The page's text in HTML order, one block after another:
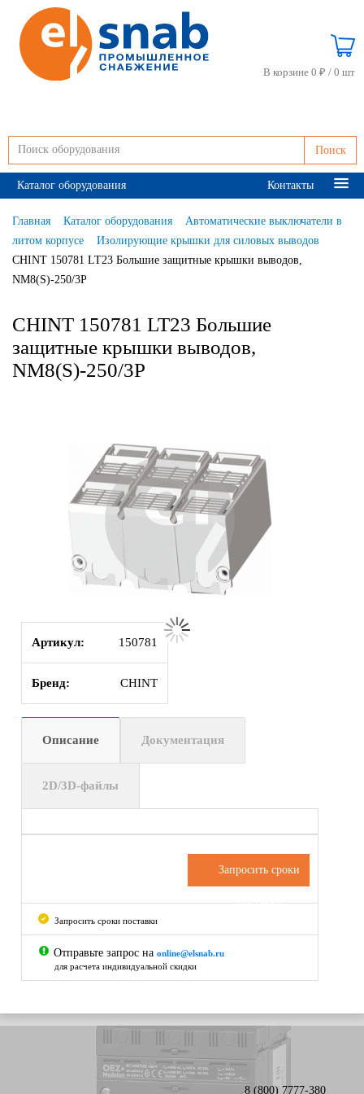
Поиск
В корзине 0 ₽ / 0 шт
Каталог оборудования Контакты
Главная Каталог оборудования
Автоматические выключатели в
литом корпусе
Изолирующие крышки для силовых выводов
CHINT 150781 LT23 Большие защитные крышки выводов,
NM8(S)-250/3P
CHINT 150781 LT23 Большие
защитные крышки выводов,
NM8(S)-250/3P
Артикул: 150781
Бренд: CHINT
Описание Документация
2D/3D-файлы
Запросить сроки
поставки
Запросить сроки поставки
Отправьте запрос на online@elsnab.ru
для расчета индивидуальной скидки
8 (800) 7777-380